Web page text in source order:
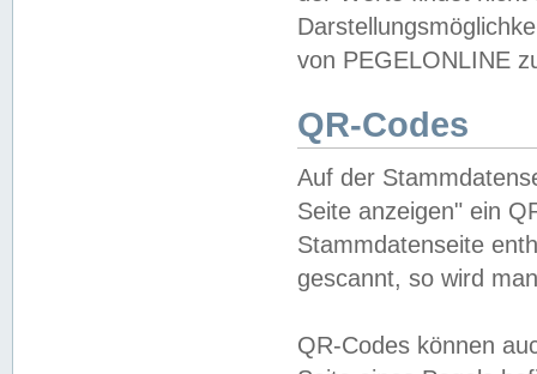
von PEGELONLINE
QR-Codes
Auf der
Seite anzeigen" ein
Stammdatenseite
gescannt, so wird
QR-Codes können